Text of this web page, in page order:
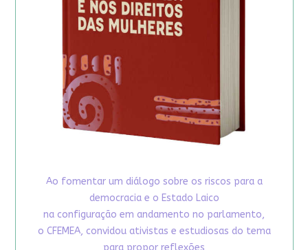
Ao fomentar um diálogo sobre os riscos para a
democracia e o Estado Laico
na configuração em andamento no parlamento,
o CFEMEA, convidou ativistas e estudiosas do tema
para propor reflexões